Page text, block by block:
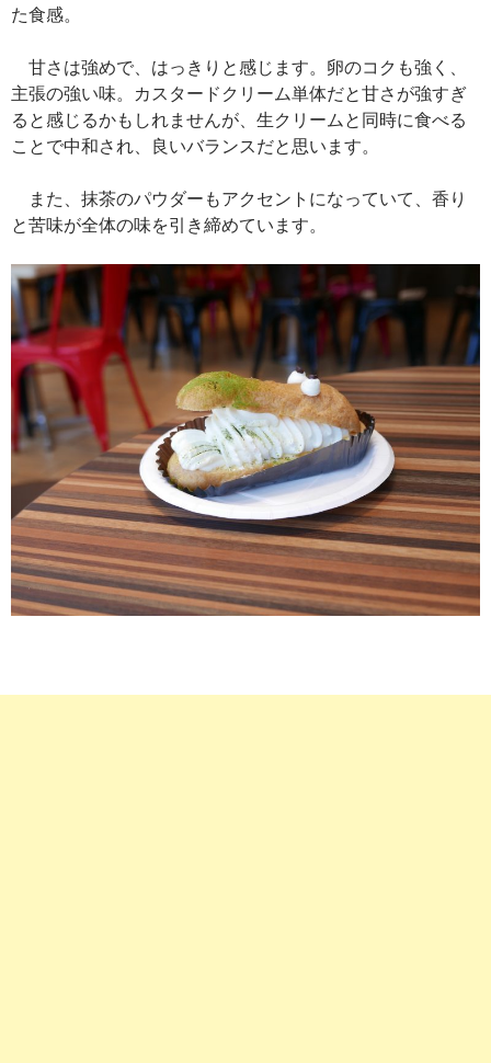
た食感。
甘さは強めで、はっきりと感じます。卵のコクも強く、
主張の強い味。カスタードクリーム単体だと甘さが強すぎ
ると感じるかもしれませんが、生クリームと同時に食べる
ことで中和され、良いバランスだと思います。
また、抹茶のパウダーもアクセントになっていて、香り
と苦味が全体の味を引き締めています。